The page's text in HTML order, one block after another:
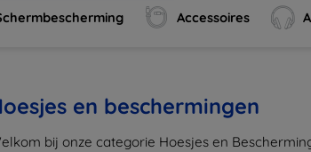
Accessoires
en beschermingen
bij onze categorie Hoesjes en